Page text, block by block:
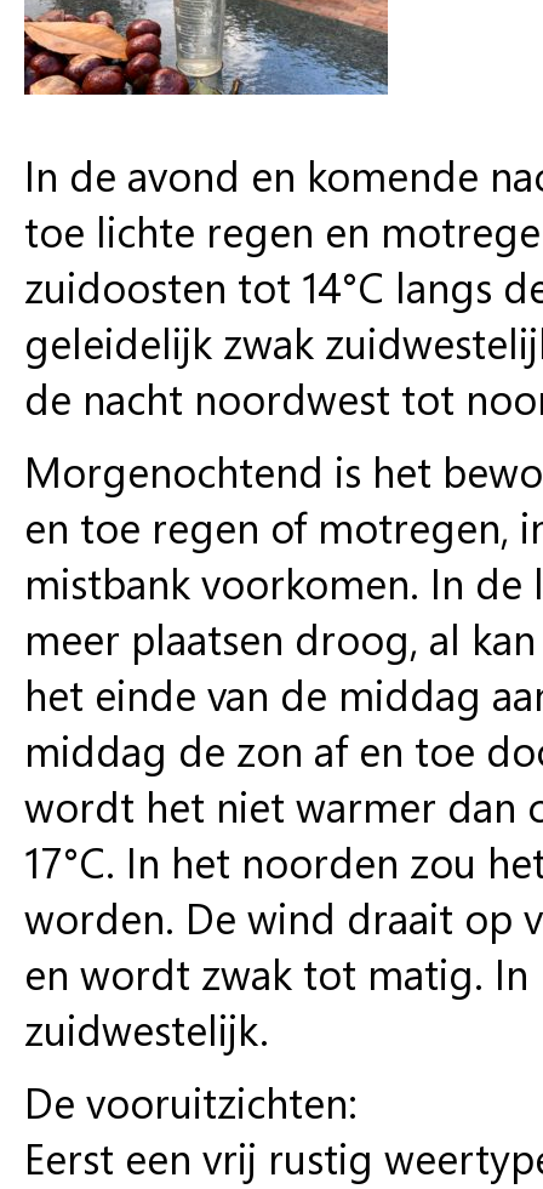
In de avond en komende
toe lichte regen en
zuidoosten tot 14°C langs
geleidelijk zwak
de nacht noordwest tot
Morgenochtend is het
en toe regen of motregen,
mistbank voorkomen. In
meer plaatsen droog, al
het einde van de middag
middag de zon af en toe
wordt het niet warmer dan
17°C. In het noorden zou
worden. De wind draait op
en wordt zwak tot matig.
zuidwestelijk.
De vooruitzichten:
Eerst een vrij rustig